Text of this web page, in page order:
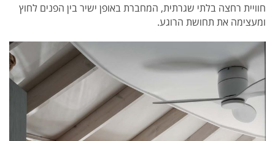
חוויית רחצה בלתי שגרתית, המחברת באופן ישיר בין הפנים לחוץ
ומעצימה את תחושת הרוגע.